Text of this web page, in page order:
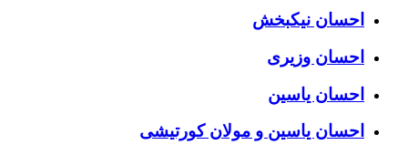
احسان نیکبخش
احسان وزیری
احسان یاسین
احسان یاسین و مولان کورتیشی